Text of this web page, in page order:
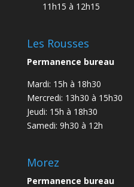
11h15 à 12h15
Les Rousses
Permanence bureau
Mardi: 15h à 18h30
Mercredi: 13h30 à 15h30
Jeudi: 15h à 18h30
Samedi: 9h30 à 12h
Morez
Permanence bureau